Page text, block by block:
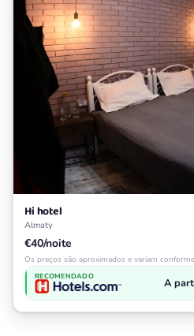
Hi hotel
Almaty
€40/noite
Os preços são aproximados e variam
RECOMENDADO A